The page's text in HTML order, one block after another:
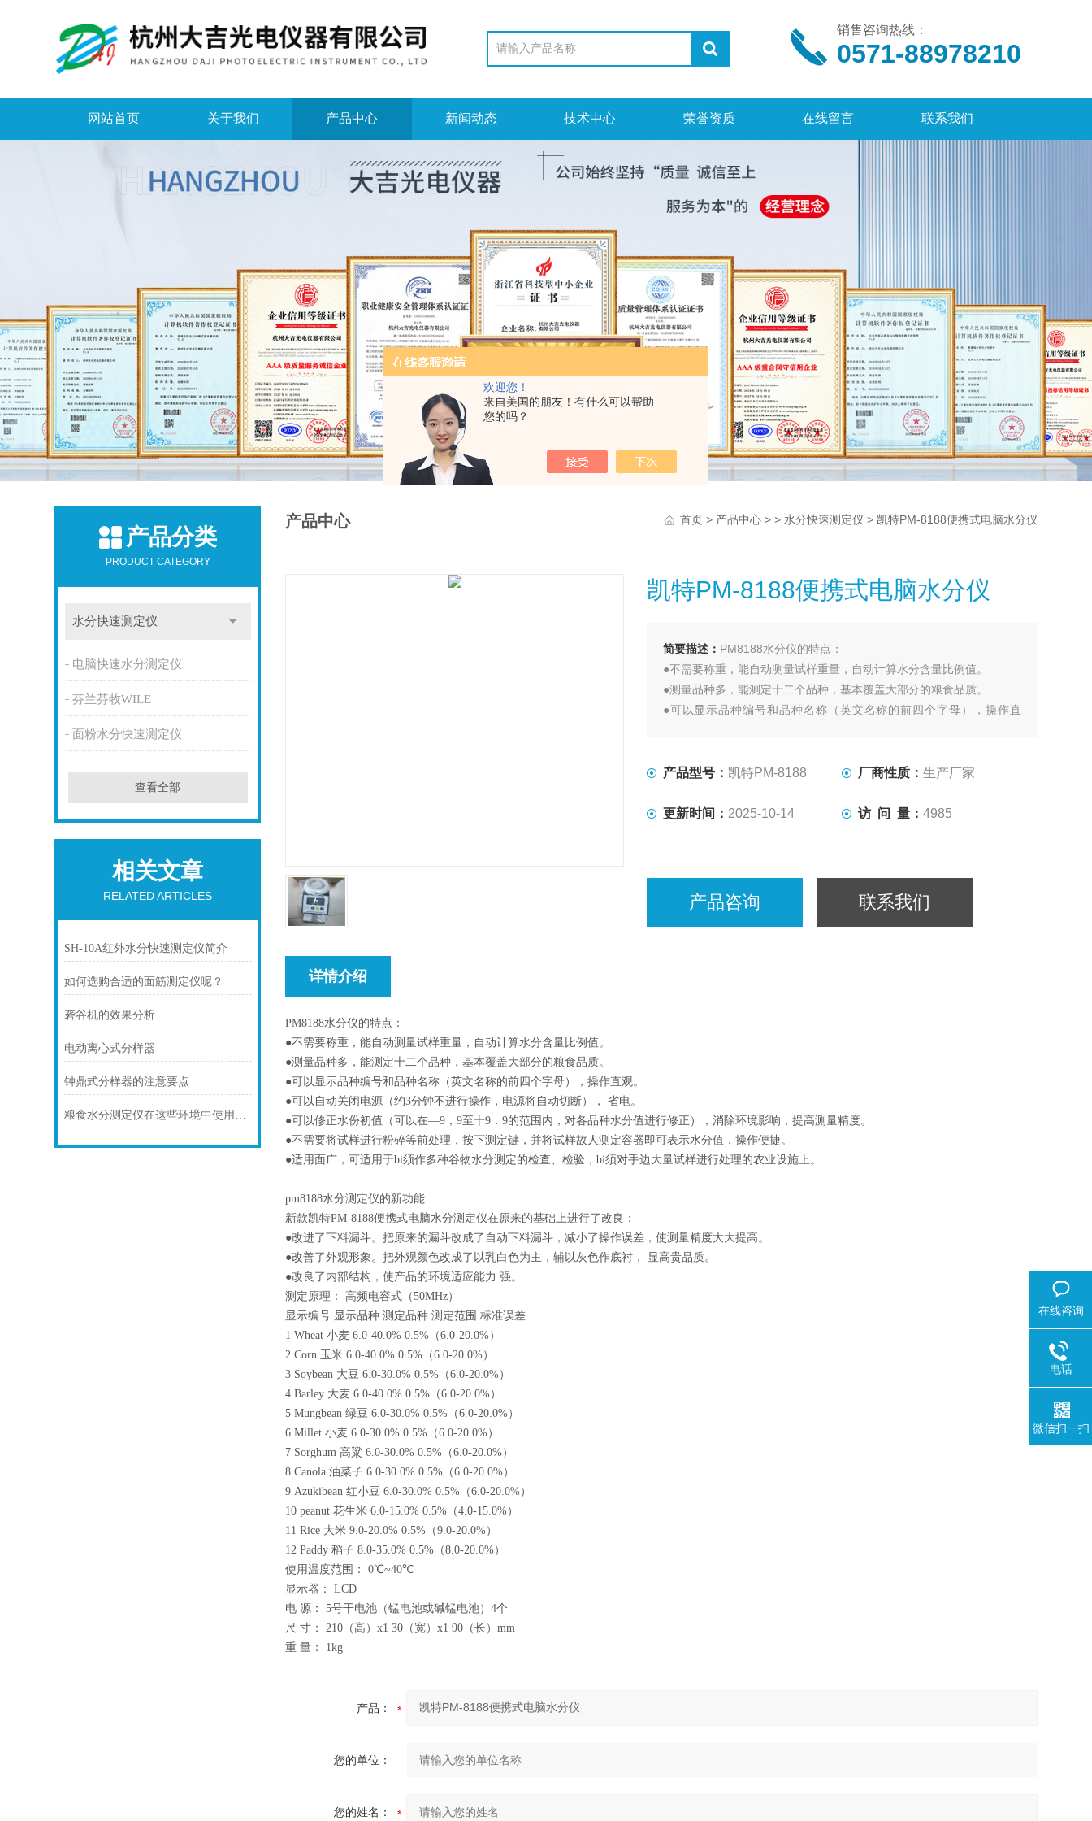
欢迎您！
来自美国的朋友！有什么可以帮助
您的吗？
销售咨询热线：
0571-88978210
网站首页 关于我们 产品中心 新闻动态 技术中心 荣誉资质 在线留言 联系我们
产品分类
PRODUCT CATEGORY
水分快速测定仪
电脑快速水分测定仪
芬兰芬牧WILE
面粉水分快速测定仪
查看全部
相关文章
RELATED ARTICLES
SH-10A红外水分快速测定仪简介
如何选购合适的面筋测定仪呢？
砻谷机的效果分析
电动离心式分样器
钟鼎式分样器的注意要点
粮食水分测定仪在这些环境中使用更稳定
产品中心 首页> 产品中心> > 水分快速测定仪 > 凯特PM-8188便携式电脑水分仪
凯特PM-8188便携式电脑水分仪
简要描述： PM8188水分仪的特点：
●不需要称重，能自动测量试样重量，自动计算水分含量比例值。
●测量品种多，能测定十二个品种，基本覆盖大部分的粮食品质。
●可以显示品种编号和品种名称（英文名称的前四个字母），操作直
●可以修正水份初值（可以在—9，9至十9．9的范围内，对各品种水分
产品型号： 凯特PM-8188 厂商性质：生产厂家
更新时间： 2025-10-14 访 问 量：4985
产品咨询 联系我们
详情介绍
PM8188水分仪的特点：
●不需要称重，能自动测量试样重量，自动计算水分含量比例值。
●测量品种多，能测定十二个品种，基本覆盖大部分的粮食品质。
●可以显示品种编号和品种名称（英文名称的前四个字母），操作直观。
●可以自动关闭电源（约3分钟不进行操作，电源将自动切断）， 省电。
●可以修正水份初值（可以在—9，9至十9．9的范围内，对各品种水分值进行修正），消除环境影响，提高测量精度。
●不需要将试样进行粉碎等前处理，按下测定键，并将试样故人测定容器即可表示水分值，操作便捷。
●适用面广，可适用于bi须作多种谷物水分测定的检查、检验，bi须对手边大量试样进行处理的农业设施上。
pm8188水分测定仪的新功能
新款凯特PM-8188便携式电脑水分测定仪在原来的基础上进行了改良：
●改进了下料漏斗。把原来的漏斗改成了自动下料漏斗，减小了操作误差，使测量精度大大提高。
●改善了外观形象。把外观颜色改成了以乳白色为主，辅以灰色作底衬， 显高贵品质。
●改良了内部结构，使产品的环境适应能力 强。
测定原理： 高频电容式（50MHz）
显示编号 显示品种 测定品种 测定范围 标准误差
1 Wheat小麦 6.0-40.0% 0.5%（6.0-20.0%）
2 Corn 玉米 6.0-40.0% 0.5%（6.0-20.0%）
3 Soybean 大豆 6.0-30.0% 0.5%（6.0-20.0%）
4 Barley 大麦 6.0-40.0% 0.5%（6.0-20.0%）
5 Mungbean绿豆 6.0-30.0% 0.5%（6.0-20.0%）
6 Millet小麦 6.0-30.0% 0.5%（6.0-20.0%）
7 Sorghum 高粱 6.0-30.0% 0.5%（6.0-20.0%）
8 Canola油菜子 6.0-30.0% 0.5%（6.0-20.0%）
9 Azukibean红小豆 6.0-30.0% 0.5%（6.0-20.0%）
10 peanut花生米 6.0-15.0% 0.5%（4.0-15.0%）
11 Rice 大米 9.0-20.0% 0.5%（9.0-20.0%）
12 Paddy稻子 8.0-35.0% 0.5%（8.0-20.0%）
使用温度范围： 0℃~40℃
显示器： LCD
电 源： 5号干电池（锰电池或碱锰电池）4个
尺 寸： 210（高）x1 30（宽）x1 90（长）mm
重 量： 1kg
产品：
您的单位：
您的姓名：
在线咨询
电话
微信扫一扫